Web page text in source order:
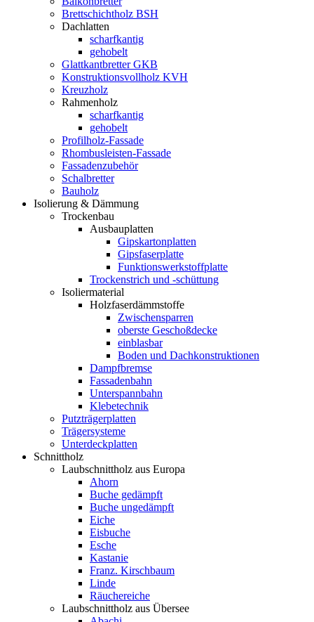
Brettschichtholz BSH
Dachlatten
scharfkantig
gehobelt
Glattkantbretter GKB
Konstruktionsvollholz KVH
Kreuzholz
Rahmenholz
scharfkantig
gehobelt
Profilholz-Fassade
Rhombusleisten-Fassade
Fassadenzubehör
Schalbretter
Bauholz
Isolierung & Dämmung
Trockenbau
Ausbauplatten
Gipskartonplatten
Gipsfaserplatte
Funktionswerkstoffplatte
Trockenstrich und -schüttung
Isoliermaterial
Holzfaserdämmstoffe
Zwischensparren
oberste Geschoßdecke
einblasbar
Boden und Dachkonstruktionen
Dampfbremse
Fassadenbahn
Unterspannbahn
Klebetechnik
Putzträgerplatten
Trägersysteme
Unterdeckplatten
Schnittholz
Laubschnittholz aus Europa
Ahorn
Buche gedämpft
Buche ungedämpft
Eiche
Eisbuche
Esche
Kastanie
Franz. Kirschbaum
Linde
Räuchereiche
Laubschnittholz aus Übersee